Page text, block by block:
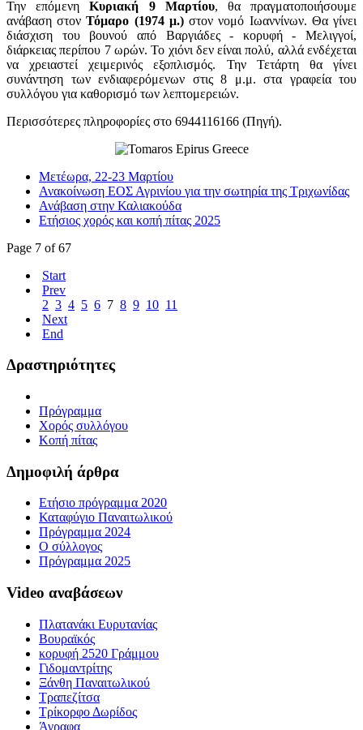
Την επόμενηΚυριακή 9 Μαρτίου, θα πραγματοποιήσουμε
ανάβαση στονΤόμαρο (1974 μ.)στον νομό Ιωαννίνων. Θα γίνει
διάσχιση του βουνού από Βαργιάδες - κορυφή - Μελιγγοί,
διάρκειας περίπου 7 ωρών. Το χιόνι δεν είναι πολύ, αλλά ενδέχεται
να χρειαστεί χειμερινός εξοπλισμός. Την Τετάρτη θα γίνει
συνάντηση των ενδιαφερόμενων στις 8 μ.μ. στα γραφεία του
συλλόγου για καθορισμό των λεπτομερειών.
Περισσότερες πληροφορίες στο 6944116166 (Πηγή).
Μετέωρα, 22-23 Μαρτίου
Ανακοίνωση ΕΟΣ Αγρινίου για την σωτηρία της Τριχωνίδας
Ανάβαση στην Καλιακούδα
Ετήσιος χορός και κοπή πίτας 2025
Page 7 of 67
Start
Prev
2 3 4 5 6 7 8 9 10 11
Next
End
Δραστηριότητες
Πρόγραμμα
Χορός συλλόγου
Κοπή πίτας
Δημοφιλή άρθρα
Ετήσιο πρόγραμμα 2020
Καταφύγιο Παναιτωλικού
Πρόγραμμα 2024
Ο σύλλογος
Πρόγραμμα 2025
Video αναβάσεων
Πλατανάκι Ευρυτανίας
Βουραϊκός
κορυφή 2520 Γράμμου
Γιδομαντρίτης
Ξάνθη Παναιτωλικού
Τραπεζίτσα
Τρίκορφο Δωρίδος
Άγραφα